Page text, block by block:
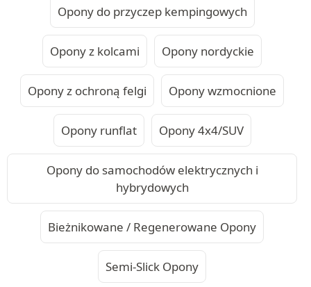
Opony do przyczep kempingowych
Opony z kolcami Opony nordyckie
Opony z ochroną felgi Opony wzmocnione
Opony runflat Opony 4x4/SUV
Opony do samochodów elektrycznych i
hybrydowych
Bieżnikowane / Regenerowane Opony
Semi-Slick Opony